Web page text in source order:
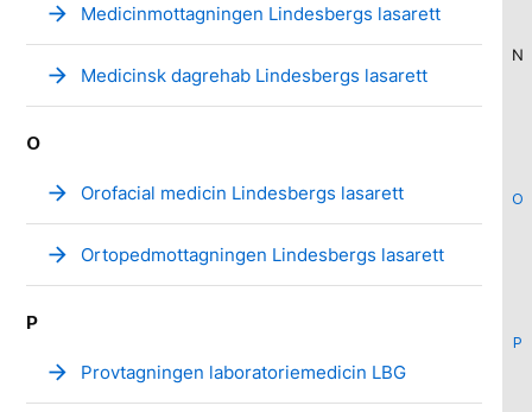
N
O
P
arrow_forward Medicinmottagningen Lindesbergs lasarett
arrow_forward Medicinsk dagrehab Lindesbergs lasarett
O
arrow_forward Orofacial medicin Lindesbergs lasarett
arrow_forward Ortopedmottagningen Lindesbergs lasarett
P
arrow_forward Provtagningen laboratoriemedicin LBG